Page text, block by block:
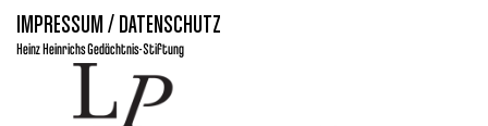
IMPRESSUM / DATENSCHUTZ
Heinz Heinrichs Gedächtnis-Stiftung